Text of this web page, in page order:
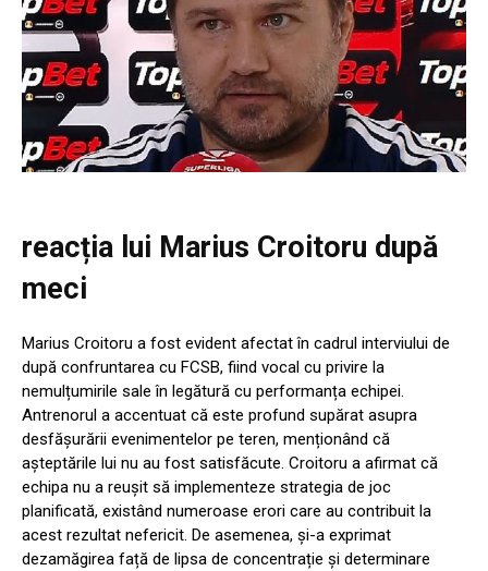
reacția lui Marius Croitoru după
meci
Marius Croitoru a fost evident afectat în cadrul interviului de
după confruntarea cu FCSB, fiind vocal cu privire la
nemulțumirile sale în legătură cu performanța echipei.
Antrenorul a accentuat că este profund supărat asupra
desfășurării evenimentelor pe teren, menționând că
așteptările lui nu au fost satisfăcute. Croitoru a afirmat că
echipa nu a reușit să implementeze strategia de joc
planificată, existând numeroase erori care au contribuit la
acest rezultat nefericit. De asemenea, și-a exprimat
dezamăgirea față de lipsa de concentrație și determinare